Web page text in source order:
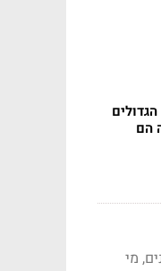
וכמה הם
מי